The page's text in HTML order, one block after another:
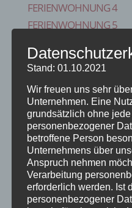
FERIENWOHNUNG 4
FERIENWOHNUNG 5
VERFÜGBARKEITEN
ONLINE BUCHUNG
BLOG
KONTAKT
FAQS
REISE VERSICHERUNG
IMPRESSUM
Seite wählen
Start
Stand: 01.10.2021
Wir freuen uns sehr
Unternehmen. Eine
grundsätzlich ohne
personenbezogener
betroffene Person
Unternehmens über
Anspruch nehmen
Verarbeitung
erforderlich werden. Ist
personenbezogener